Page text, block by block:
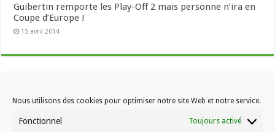
Nous utilisons des cookies pour optimiser notre site Web et notre service.
Fonctionnel Toujours activé
Guibertin remporte les Play-Off 2 mais personne n’ira en
Coupe d’Europe !
15 avril 2014
Vous devez vous connecter
pour publier un
commentaire.